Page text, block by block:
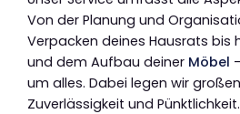
Von der Planung und
Verpacken deines Hausrats bis
und dem Aufbau deiner Möbel
um alles. Dabei legen wir
Zuverlässigkeit und Pünktlichkeit.